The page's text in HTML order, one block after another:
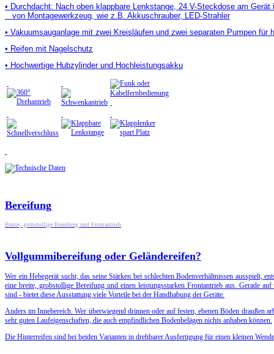
• Durchdacht: Nach oben klappbare Lenkstange, 24 V-Steckdose am Gerät
von Montagewerkzeug, wie z.B. Akkuschrauber, LED-Strahler
• Vakuumsauganlage mit zwei Kreisläufen und zwei separaten Pumpen
• Reifen mit Nagelschutz
• Hochwertige Hubzylinder und Hochleistungsakku
Bereifung
Breite, grobstollige Bereifung und Frontantrieb
Vollgummibereifung oder Geländereifen?
Wer ein Hebegerät sucht, das seine Stärken bei schlechten Bodenverhältnissen ausspielt,
eine breite, grobstollige Bereifung und einen leistungsstarken Frontantrieb aus. Gerade
sind - bietet diese Ausstattung viele Vorteile bei der Handhabung der Geräte.
Anders im Innebereich. Wer überwiegend drinnen oder auf festen, ebenen Böden draußen
sehr guten Laufeigenschaften, die auch empfindlichen Bodenbelägen nichts anhaben können.
Die Hinterreifen sind bei beiden Varianten in drehbarer Ausfertigung für einen kleinen